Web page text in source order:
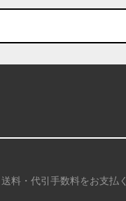
料・代引手数料をお支払く